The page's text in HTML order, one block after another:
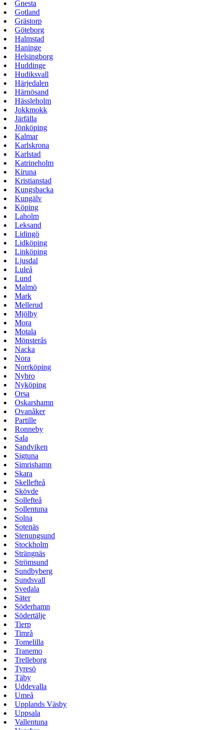
Gnesta
Gotland
Grästorp
Göteborg
Halmstad
Haninge
Helsingborg
Huddinge
Hudiksvall
Härjedalen
Härnösand
Hässleholm
Jokkmokk
Järfälla
Jönköping
Kalmar
Karlskrona
Karlstad
Katrineholm
Kiruna
Kristianstad
Kungsbacka
Kungälv
Köping
Laholm
Leksand
Lidingö
Lidköping
Linköping
Ljusdal
Luleå
Lund
Malmö
Mark
Mellerud
Mjölby
Mora
Motala
Mönsterås
Nacka
Nora
Norrköping
Nybro
Nyköping
Orsa
Oskarshamn
Ovanåker
Partille
Ronneby
Sala
Sandviken
Sigtuna
Simrishamn
Skara
Skellefteå
Skövde
Sollefteå
Sollentuna
Solna
Sotenäs
Stenungsund
Stockholm
Strängnäs
Strömsund
Sundbyberg
Sundsvall
Svedala
Säter
Söderhamn
Södertälje
Tierp
Timrå
Tomelilla
Tranemo
Trelleborg
Tyresö
Täby
Uddevalla
Umeå
Upplands Väsby
Uppsala
Vallentuna